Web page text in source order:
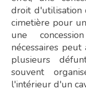
droit d'utilisation
cimetière pour
une
nécessaires
plusieurs
souvent
l'intérieur d'un